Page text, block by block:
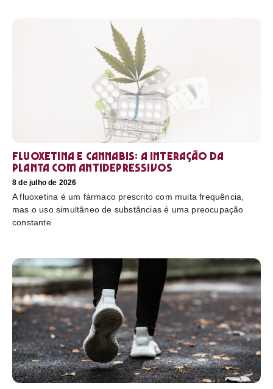
Fluoxetina e Cannabis: a interação da
planta com antidepressivos
8 de julho de 2026
A fluoxetina é um fármaco prescrito com muita frequência,
mas o uso simultâneo de substâncias é uma preocupação
constante